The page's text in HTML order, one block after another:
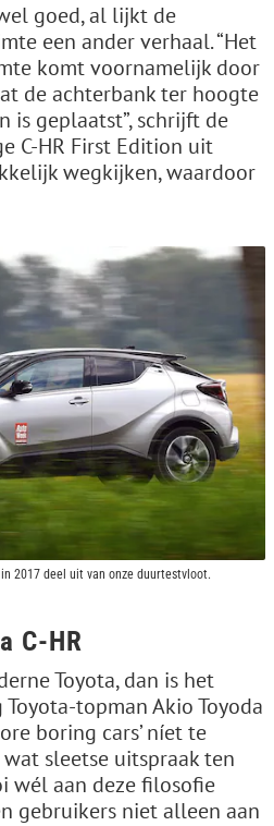
goed, al lijkt de
een ander verhaal. “Het
komt voornamelijk door
de achterbank ter hoogte
is geplaatst”, schrijft de
C-HR First Edition uit
wegkijken, waardoor
2017 deel uit van onze duurtestvloot.
C-HR
Toyota, dan is het
topman Akio Toyoda
boring cars’ níet te
sleetse uitspraak ten
wél aan deze filosofie
gebruikers niet alleen aan